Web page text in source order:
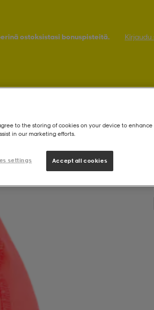
ostoksistasi bonuspisteitä. Kirjaudu
to the storing of cookies on your device to enhance
in our marketing efforts.
settings Accept all cookies